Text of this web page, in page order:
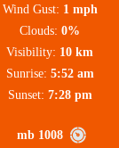
1008 mb
Wind Gust: 1 mph
Clouds: 0%
Visibility: 10 km
Sunrise: 5:52 am
Sunset: 7:28 pm